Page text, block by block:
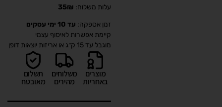
עלות משלוח: 35₪
זמן אספקה: עד 10 ימי עסקים
קיימת אפשרות לאיסוף עצמי
מוגבל עד 15 ק״ג או אריזות יוצאות דופן
מוצרים
באחריות
משלוחים
מהירים
תשלום
מאובטח